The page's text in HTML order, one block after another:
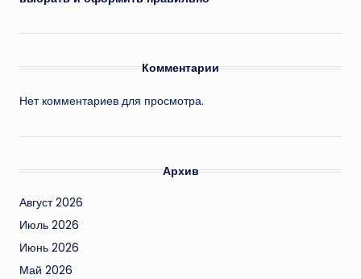
Комментарии
Нет комментариев для просмотра.
Архив
Август 2026
Июль 2026
Июнь 2026
Май 2026